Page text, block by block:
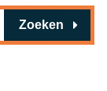
Zoeken